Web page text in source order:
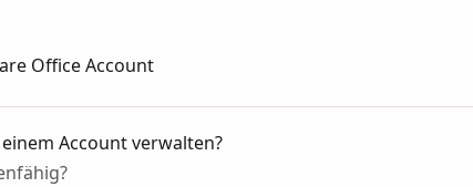
Office Account
Account verwalten?